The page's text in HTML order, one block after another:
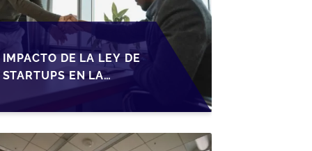
IMPACTO DE LA LEY DE
STARTUPS EN LA
TRANSMISIÓN DE
PYMES ESPAÑOLAS